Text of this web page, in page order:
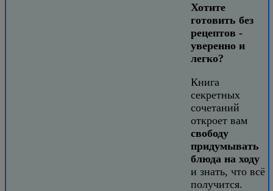
Хотите
готовить без
рецептов -
уверенно и
легко?
Книга
секретных
сочетаний
откроет вам
свободу
придумывать
блюда на ходу
и знать, что всё
получится.